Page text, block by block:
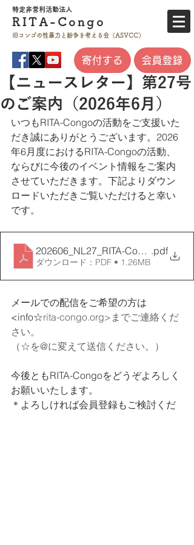
特定非営利活動法人
RITA- Co ngo
旧コンゴの性暴力と 紛争を考える会（ASVCC）
寄付する 会員登録
【ニュースレター】第27号
のご案内（2026年6月）
いつもRITA-Congoの活動をご支援いた
だき誠にありがとうございます。2026
年6月度におけるRITA-Congoの活動、
ならびに今後のイベント情報をご案内
させていただきます。下記よりダウン
ロードいただきご覧いただけると幸い
です。
202606_NL27_RITA-Congo.pdf
ダウンロード：PDF • 1.26MB
メールでの配信をご希望の方は
<info☆rita-congo.org>までご連絡くだ
さい。
（☆を@に変えて送信ください。）
今後ともRITA-Congoをどうぞよろしく
お願いいたします。
＊よろしければ会員登録もご検討くだ